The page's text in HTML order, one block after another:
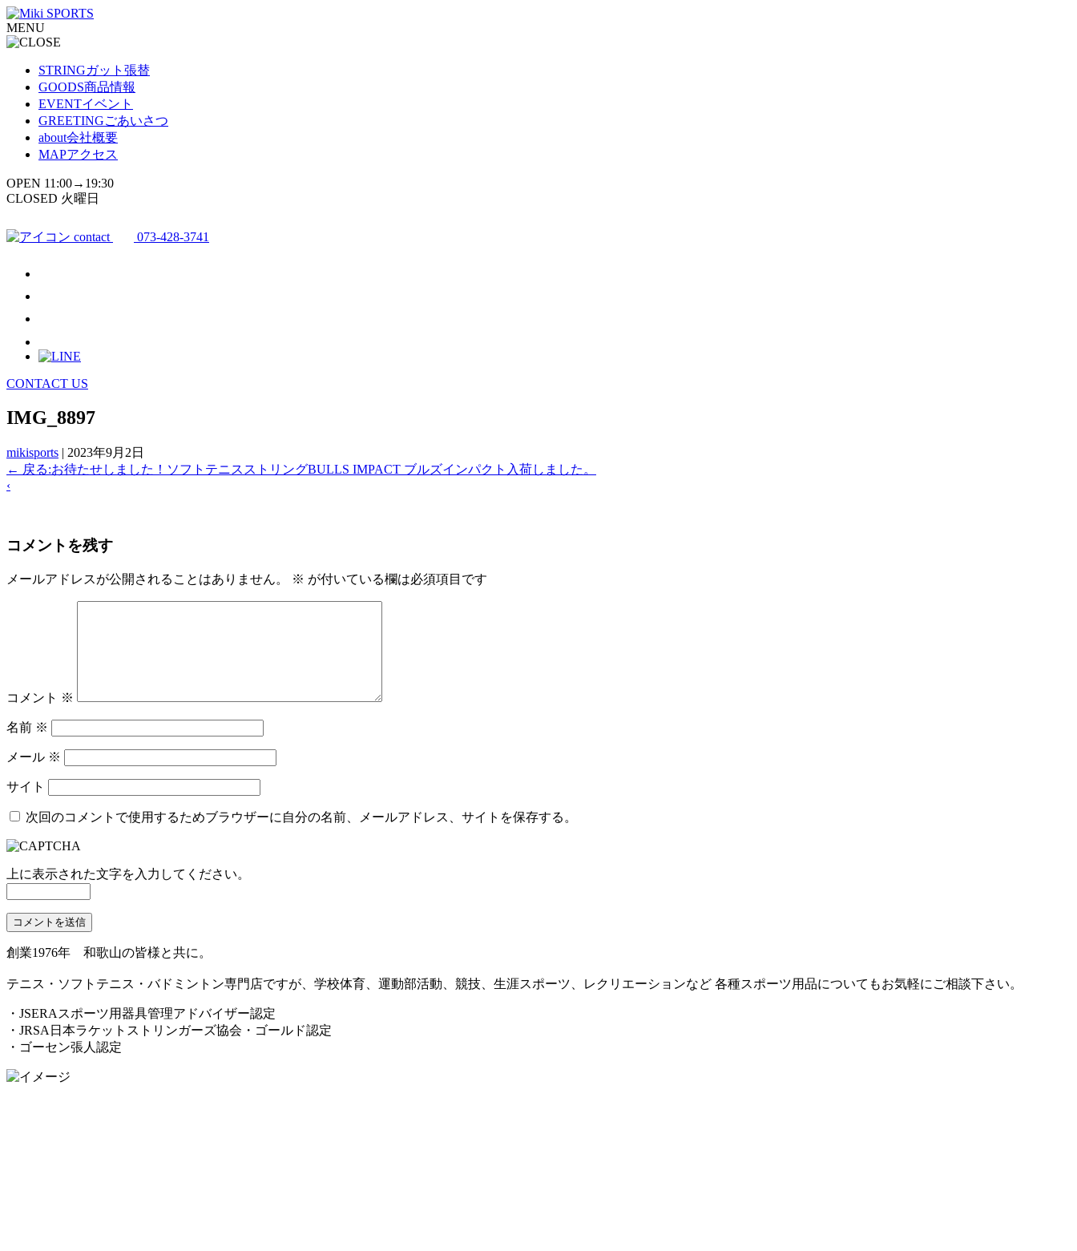
コ
ン
テ
MENU
STRINGガット張替
GOODS商品情報
EVENTイベント
GREETINGごあいさつ
about会社概要
MAPアクセス
OPEN 11:00→19:30
CLOSED 火曜日
contact 073-428-3741
CONTACT US
IMG_8897
mikisports | 2023年9月2日
← 戻る:お待たせしました！ソフトテニスストリングBULLS IMPACT ブルズインパクト入荷しました。
‹
コメントを残す
メールアドレスが公開されることはありません。 ※ が付いている欄は必須項目です
コメント ※
名前 ※
メール ※
サイト
次回のコメントで使用するためブラウザーに自分の名前、メールアドレス、サイトを保存する。
上に表示された文字を入力してください。
創業1976年 和歌山の皆様と共に。
テニス・ソフトテニス・バドミントン専門店ですが、学校体育、運動部活動、競技、生涯スポーツ、レクリエーションなど 各種スポーツ用品についてもお気軽にご相談下さい。
・JSERAスポーツ用器具管理アドバイザー認定
・JRSA日本ラケットストリンガーズ協会・ゴールド認定
・ゴーセン張人認定